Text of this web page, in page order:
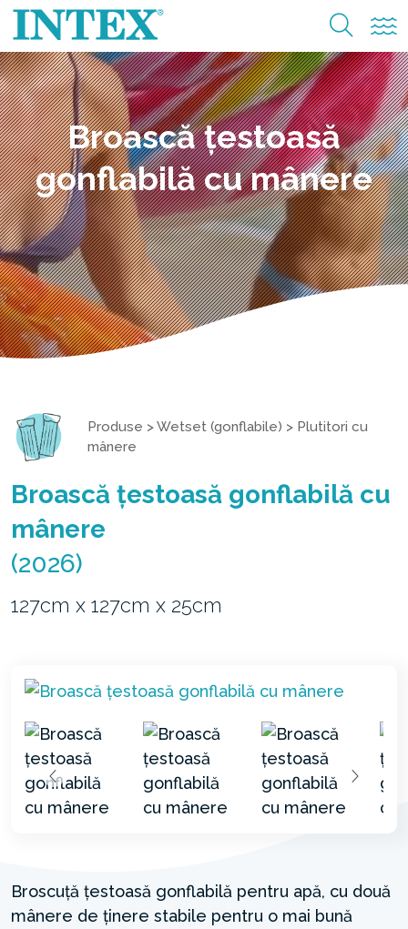
Broască țestoasă
gonflabilă cu mânere
Produse >Wetset (gonflabile) > Plutitori cu
mânere
Broască țestoasă gonflabilă cu
mânere
(2026)
127cm x 127cm x 25cm
Broscuță țestoasă gonflabilă pentru apă, cu două
mânere de ținere stabile pentru o mai bună